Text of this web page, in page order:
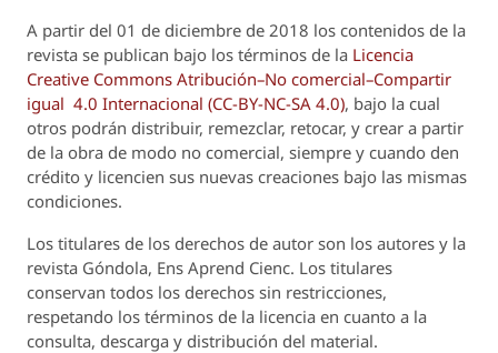
A partir del 01 de diciembre de 2018 los contenidos de la
revista se publican bajo los términos de la Licencia
Creative Commons Atribución–No comercial–Compartir
igual 4.0 Internacional (CC-BY-NC-SA 4.0), bajo la cual
otros podrán distribuir, remezclar, retocar, y crear a partir
de la obra de modo no comercial, siempre y cuando den
crédito y licencien sus nuevas creaciones bajo las mismas
condiciones.
Los titulares de los derechos de autor son los autores y la
revista Góndola, Ens Aprend Cienc. Los titulares
conservan todos los derechos sin restricciones,
respetando los términos de la licencia en cuanto a la
consulta, descarga y distribución del material.